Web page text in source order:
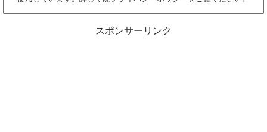
スポンサーリンク